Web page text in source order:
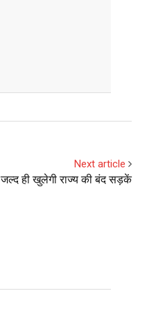
Next article
जल्द ही खुलेगी राज्य की बंद सड़कें